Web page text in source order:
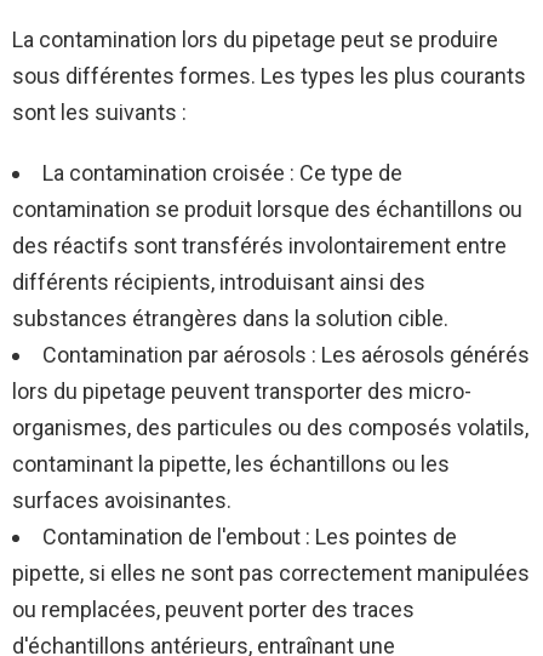
La contamination lors du pipetage peut se produire
sous différentes formes. Les types les plus courants
sont les suivants :
La contamination croisée : Ce type de
contamination se produit lorsque des échantillons ou
des réactifs sont transférés involontairement entre
différents récipients, introduisant ainsi des
substances étrangères dans la solution cible.
Contamination par aérosols : Les aérosols générés
lors du pipetage peuvent transporter des micro-
organismes, des particules ou des composés volatils,
contaminant la pipette, les échantillons ou les
surfaces avoisinantes.
Contamination de l'embout : Les pointes de
pipette, si elles ne sont pas correctement manipulées
ou remplacées, peuvent porter des traces
d'échantillons antérieurs, entraînant une